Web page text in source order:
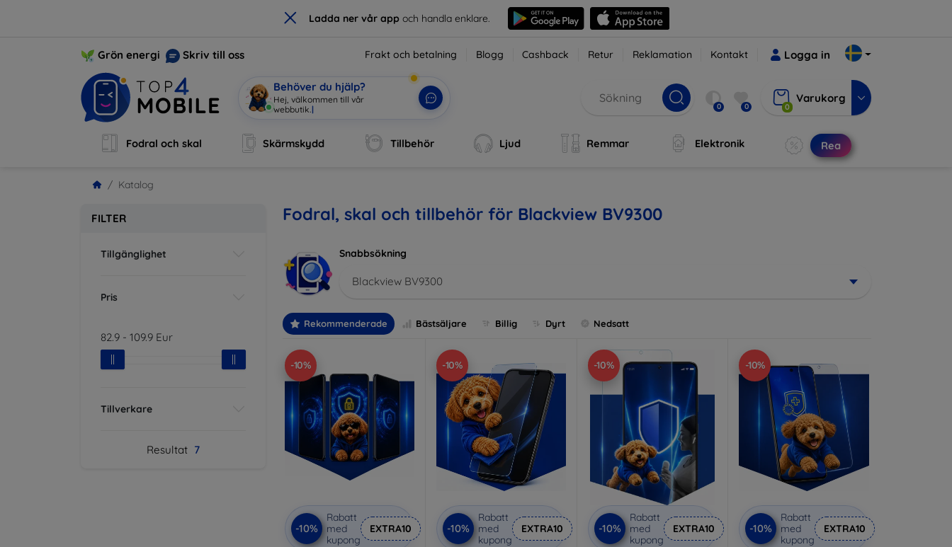
× Ladda ner vår app och handla enklare.
Grön energi Skriv till oss Frakt och betalning Blogg Cashback Retur Reklamation Kontakt Logga in
Behöver du hjälp?
Hej, välkommen till vår
webbutik. | 0 0 0
Varukorg
Fodral och skal Skärmskydd Tillbehör Ljud Remmar Elektronik Rea
Katalog
FILTER
Tillgänglighet
Pris
82.9 - 109.9 Eur
Tillverkare
Resultat 7
Fodral, skal och tillbehör för Blackview BV9300
Snabbsökning
Blackview BV9300
Rekommenderade Bästsäljare Billig Dyrt Nedsatt
-10%
-10%
Rabatt
med
kupong
EXTRA10
-10%
-10%
Rabatt
med
kupong
EXTRA10
-10%
-10%
Rabatt
med
kupong
EXTRA10
-10%
-10%
Rabatt
med
kupong
EXTRA10